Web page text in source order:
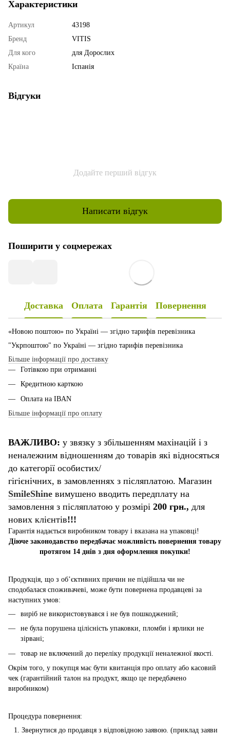
Характеристики
Артикул
43198
Бренд
VITIS
Для кого
для Дорослих
Країна
Іспанія
Відгуки
Додайте перший відгук
Написати відгук
Поширити у соцмережах
Доставка Оплата Гарантія Повернення
«Новою поштою» по Україні — згідно тарифів перевізника
"Укрпоштою" по Україні — згідно тарифів перевізника
Більше інформації про доставку
Готівкою при отриманні
Кредитною карткою
Оплата на IBAN
Більше інформації про оплату
ВАЖЛИВО: у звязку з збільшенням махінацій і з
неналежним відношенням до товарів які відносяться
до категорії особистих/
гігієнічних, в замовленнях з післяплатою. Магазин
SmileShine вимушено вводить передплату на
замовлення з післяплатою у розмірі 200 грн., для
нових клієнтів!!!
Гарантія надається виробником товару і вказана на упаковці!
Діюче законодавство передбачає можливість повернення товару
протягом 14 днів з дня оформлення покупки!
Продукція, що з об’єктивних причин не підійшла чи не
сподобалася споживачеві, може бути повернена продавцеві за
наступних умов:
виріб не використовувався і не був пошкоджений;
не була порушена цілісність упаковки, пломби і ярлики не
зірвані;
товар не включений до переліку продукції неналежної якості.
Окрім того, у покупця має бути квитанція про оплату або касовий
чек (гарантійний талон на продукт, якщо це передбачено
виробником)
Процедура повернення:
Звернутися до продавця з відповідною заявою. (приклад заяви